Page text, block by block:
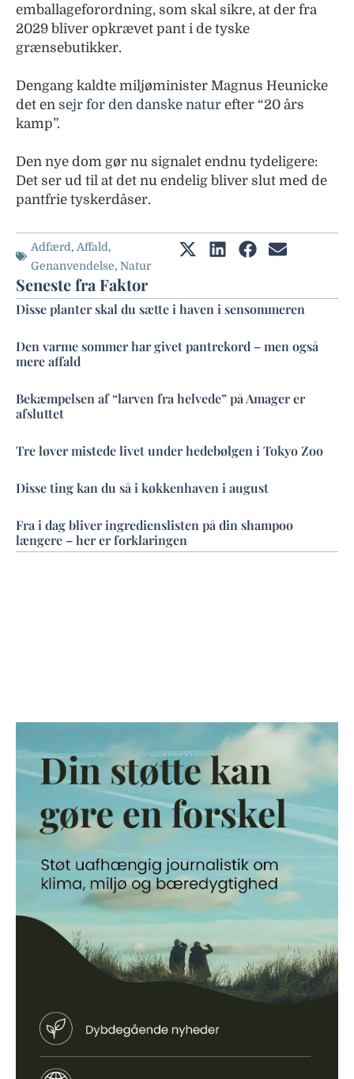
emballageforordning, som skal sikre, at der fra
2029 bliver opkrævet pant i de tyske
grænsebutikker.
Dengang kaldte miljøminister Magnus Heunicke
det en sejr for den danske natur efter “20 års
kamp”.
Den nye dom gør nu signalet endnu tydeligere:
Det ser ud til at det nu endelig bliver slut med de
pantfrie tyskerdåser.
Adfærd, Affald,
Genanvendelse, Natur
Seneste fra Faktor
Disse planter skal du sætte i haven i sensommeren
Den varme sommer har givet pantrekord – men også
mere affald
Bekæmpelsen af “larven fra helvede” på Amager er
afsluttet
Tre løver mistede livet under hedebølgen i Tokyo Zoo
Disse ting kan du så i køkkenhaven i august
Fra i dag bliver ingredienslisten på din shampoo
længere – her er forklaringen